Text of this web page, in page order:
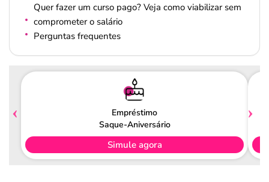
Quer fazer um curso pago? Veja como viabilizar sem
comprometer o salário
Perguntas frequentes
Empréstimo
Saque-Aniversário
Simule agora